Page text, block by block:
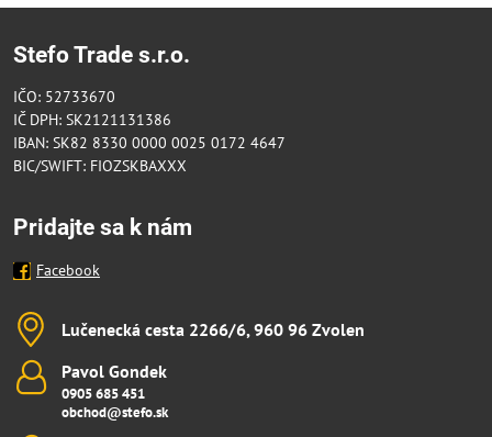
Stefo Trade s.r.o.
IČO: 52733670
IČ DPH: SK2121131386
IBAN: SK82 8330 0000 0025 0172 4647
BIC/SWIFT: FIOZSKBAXXX
Pridajte sa k nám
Facebook
Lučenecká cesta 2266/6, 960 96 Zvolen
Pavol Gondek
0905 685 451
obchod@stefo.sk